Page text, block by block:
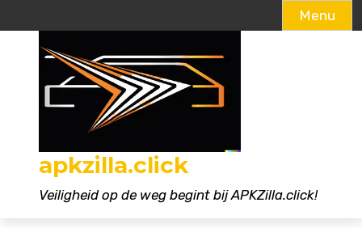
Menu
apkzilla.click
Veiligheid op de weg begint bij APKZilla.click!